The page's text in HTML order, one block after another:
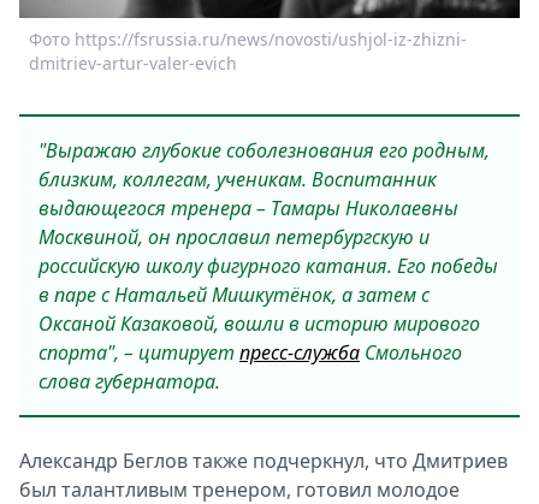
Фото https://fsrussia.ru/news/novosti/ushjol-iz-zhizni-
dmitriev-artur-valer-evich
"Выражаю глубокие соболезнования его родным,
близким, коллегам, ученикам. Воспитанник
выдающегося тренера – Тамары Николаевны
Москвиной, он прославил петербургскую и
российскую школу фигурного катания. Его победы
в паре с Натальей Мишкутёнок, а затем с
Оксаной Казаковой, вошли в историю мирового
спорта", – цитирует пресс-служба Смольного
слова губернатора.
Александр Беглов также подчеркнул, что Дмитриев
был талантливым тренером, готовил молодое